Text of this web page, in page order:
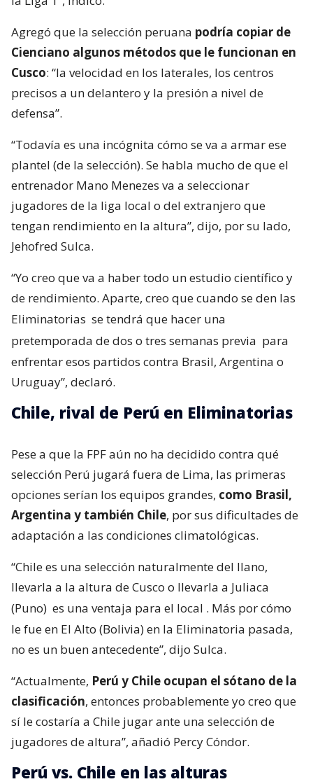
Agregó que la selección peruana podría copiar de
Cienciano algunos métodos que le funcionan en
Cusco: “la velocidad en los laterales, los centros
precisos a un delantero y la presión a nivel de
defensa”.
“Todavía es una incógnita cómo se va a armar ese
plantel (de la selección). Se habla mucho de que el
entrenador Mano Menezes va a seleccionar
jugadores de la liga local o del extranjero que
tengan rendimiento en la altura”, dijo, por su lado,
Jehofred Sulca.
“Yo creo que va a haber todo un estudio científico y
de rendimiento. Aparte, creo que cuando se den las
Eliminatorias se tendrá que hacer una
pretemporada de dos o tres semanas previa para
enfrentar esos partidos contra Brasil, Argentina o
Uruguay”, declaró.
Chile, rival de Perú en Eliminatorias
Pese a que la FPF aún no ha decidido contra qué
selección Perú jugará fuera de Lima, las primeras
opciones serían los equipos grandes, como Brasil,
Argentina y también Chile, por sus dificultades de
adaptación a las condiciones climatológicas.
“Chile es una selección naturalmente del llano,
llevarla a la altura de Cusco o llevarla a Juliaca
(Puno) es una ventaja para el local . Más por cómo
le fue en El Alto (Bolivia) en la Eliminatoria pasada,
no es un buen antecedente”, dijo Sulca.
“Actualmente, Perú y Chile ocupan el sótano de la
clasificación, entonces probablemente yo creo que
sí le costaría a Chile jugar ante una selección de
jugadores de altura”, añadió Percy Cóndor.
Perú vs. Chile en las alturas